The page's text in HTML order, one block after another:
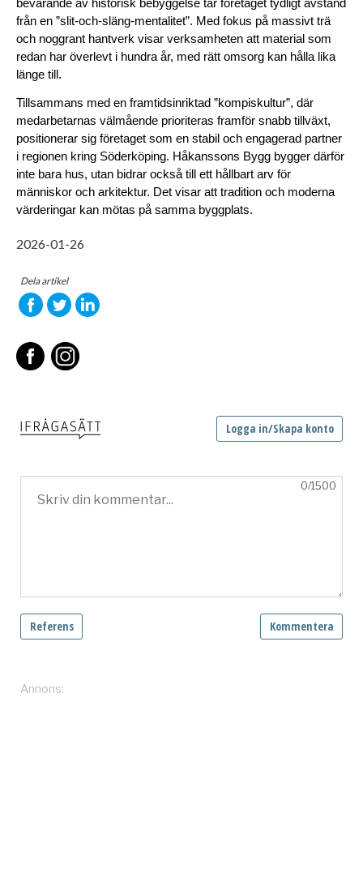
bevarande av historisk bebyggelse tar företaget tydligt avstånd
från en ”slit-och-släng-mentalitet”. Med fokus på massivt trä
och noggrant hantverk visar verksamheten att material som
redan har överlevt i hundra år, med rätt omsorg kan hålla lika
länge till.
Tillsammans med en framtidsinriktad ”kompiskultur”, där
medarbetarnas välmående prioriteras framför snabb tillväxt,
positionerar sig företaget som en stabil och engagerad partner
i regionen kring Söderköping. Håkanssons Bygg bygger därför
inte bara hus, utan bidrar också till ett hållbart arv för
människor och arkitektur. Det visar att tradition och moderna
värderingar kan mötas på samma byggplats.
2026-01-26
Dela artikel